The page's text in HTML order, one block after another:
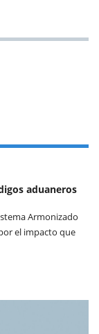
aduaneros
Armonizado
el impacto que